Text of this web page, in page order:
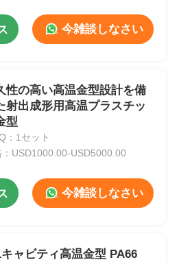
今雑談しなさい
性の高い高温金型設計を備
射出成形用高温プラスチッ
型
：1セット
：USD1000.00-USD5000.00
今雑談しなさい
ャビティ高温金型 PA66